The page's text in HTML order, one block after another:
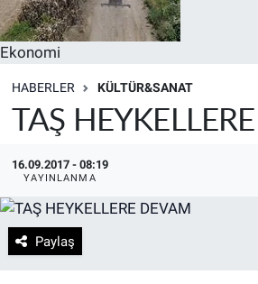
Ekonomi
HABERLER KÜLTÜR&SANAT
TAŞ
16.09.2017 - 08:19
YAYINLANMA
Paylaş